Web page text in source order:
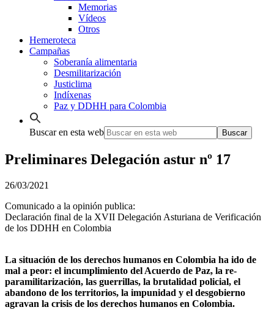
Memorias
Vídeos
Otros
Hemeroteca
Campañas
Soberanía alimentaria
Desmilitarización
Justiclima
Indíxenas
Paz y DDHH para Colombia
Buscar en esta web
Preliminares Delegación astur nº 17
26/03/2021
Comunicado a la opinión publica:
Declaración final de la XVII Delegación Asturiana de Verificación
de los DDHH en Colombia
La situación de los derechos humanos en Colombia ha ido de
mal a peor: el incumplimiento del Acuerdo de Paz, la re-
paramilitarización, las guerrillas, la brutalidad policial, el
abandono de los territorios, la impunidad y el desgobierno
agravan la crisis de los derechos humanos en Colombia.